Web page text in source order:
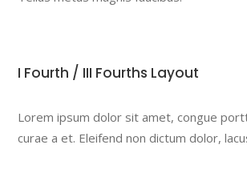
I Fourth / III Fourths Layout
Lorem ipsum dolor sit amet, congue
curae a et. Eleifend non dictum dolor,